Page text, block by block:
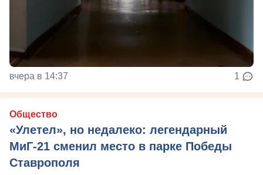
вчера в 14:37 1
Общество
«Улетел», но недалеко: легендарный
МиГ-21 сменил место в парке Победы
Ставрополя